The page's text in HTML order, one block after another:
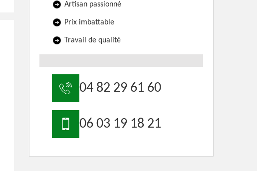
Artisan passionné
Prix imbattable
Travail de qualité
04 82 29 61 60
06 03 19 18 21